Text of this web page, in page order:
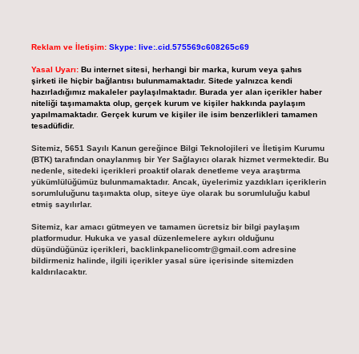
Reklam ve İletişim: Skype: live:.cid.575569c608265c69
Yasal Uyarı: Bu internet sitesi, herhangi bir marka, kurum veya şahıs
şirketi ile hiçbir bağlantısı bulunmamaktadır. Sitede yalnızca kendi
hazırladığımız makaleler paylaşılmaktadır. Burada yer alan içerikler haber
niteliği taşımamakta olup, gerçek kurum ve kişiler hakkında paylaşım
yapılmamaktadır. Gerçek kurum ve kişiler ile isim benzerlikleri tamamen
tesadüfidir.
Sitemiz, 5651 Sayılı Kanun gereğince Bilgi Teknolojileri ve İletişim Kurumu
(BTK) tarafından onaylanmış bir Yer Sağlayıcı olarak hizmet vermektedir. Bu
nedenle, sitedeki içerikleri proaktif olarak denetleme veya araştırma
yükümlülüğümüz bulunmamaktadır. Ancak, üyelerimiz yazdıkları içeriklerin
sorumluluğunu taşımakta olup, siteye üye olarak bu sorumluluğu kabul
etmiş sayılırlar.
Sitemiz, kar amacı gütmeyen ve tamamen ücretsiz bir bilgi paylaşım
platformudur. Hukuka ve yasal düzenlemelere aykırı olduğunu
düşündüğünüz içerikleri, backlinkpanelicomtr@gmail.comadresine
bildirmeniz halinde, ilgili içerikler yasal süre içerisinde sitemizden
kaldırılacaktır.